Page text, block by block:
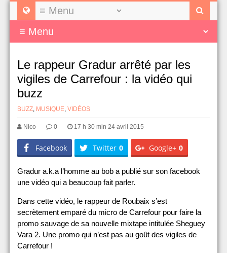
Le rappeur Gradur arrêté par les
vigiles de Carrefour : la vidéo qui
buzz
BUZZ, MUSIQUE, VIDÉOS
Nico 0 17 h 30 min 24 avril 2015
Facebook Twitter 0 Google+ 0
Gradur a.k.a l’homme au bob a publié sur son facebook
une vidéo qui a beaucoup fait parler.
Dans cette vidéo, le rappeur de Roubaix s’est
secrètement emparé du micro de Carrefour pour faire la
promo sauvage de sa nouvelle mixtape intitulée Sheguey
Vara 2. Une promo qui n’est pas au goût des vigiles de
Carrefour !